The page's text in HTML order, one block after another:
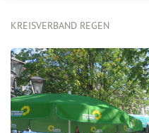
KREISVERBAND REGEN